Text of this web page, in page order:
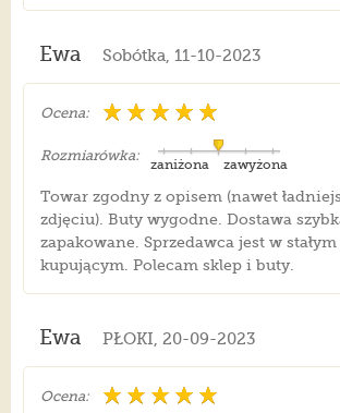
Ewa Sobótka, 11-10-2023
Ocena:
Rozmiarówka:
zawyżona
zaniżona
Towar zgodny z opisem (nawet
zdjęciu). Buty wygodne. Dostawa
zapakowane. Sprzedawca jest w
kupującym. Polecam sklep i buty.
Ewa PŁOKI, 20-09-2023
Ocena: